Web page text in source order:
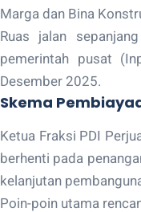
Marga dan Bina
Ruas jalan
pemerintah pusat
Desember 2025.
Skema
Ketua Fraksi PDI
berhenti pada
kelanjutan
Poin-poin utama